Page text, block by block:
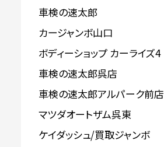
車検の速太郎
カージャンボ山口
ボディーショップ カーライズ4
車検の速太郎呉店
車検の速太郎アルパーク前店
マツダオートザム呉東
ケイダッシュ/買取ジャンボ